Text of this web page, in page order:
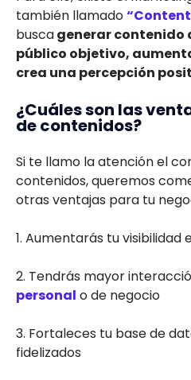
también llamado
buscagenerar contenido
público objetivo,
crea una percepción
¿Cuáles son las
de contenidos?
Si te llamo la atención el
contenidos, queremos
otras ventajas para tu
1. Aumentarás tu visibilidad
2. Tendrás mayor
personal o de negocio
3. Fortaleces tu base de
fidelizados